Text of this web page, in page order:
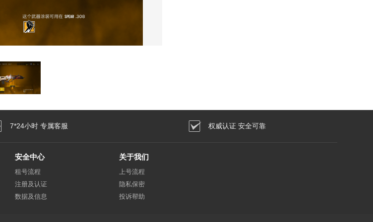
7*24小时 专属客服 权威认证 安全可靠
安全中心 关于我们
租号流程
上号流程
注册及认证
隐私保密
数据及信息 投诉帮助